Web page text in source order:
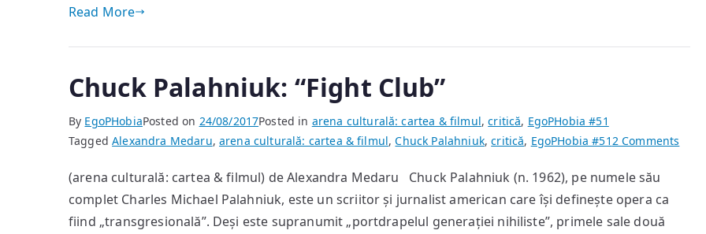
Read More
Chuck Palahniuk: “Fight Club”
By EgoPHobiaPosted on 24/08/2017Posted in arena culturală: cartea & filmul,critică, EgoPHobia #51
TaggedAlexandra Medaru,arena culturală: cartea & filmul,Chuck Palahniuk,critică, EgoPHobia #512 Comments
(arena culturală: cartea & filmul) de Alexandra Medaru Chuck Palahniuk (n. 1962), pe numele său
complet Charles Michael Palahniuk, este un scriitor și jurnalist american care își definește opera ca
fiind „transgresională”. Deși este supranumit „portdrapelul generației nihiliste”, primele sale două